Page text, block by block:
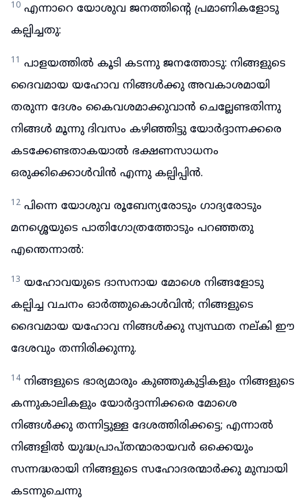
10 എന്നാറെ യോശുവ ജനത്തിന്റെ പ്രമാണികളോടു
കല്പിച്ചതു:
11 പാളയത്തിൽ കൂടി കടന്നു ജനത്തോടു: നിങ്ങളുടെ
ദൈവമായ യഹോവ നിങ്ങൾക്കു അവകാശമായി
തരുന്ന ദേശം കൈവശമാക്കുവാൻ ചെല്ലേണ്ടതിന്നു
നിങ്ങൾ മൂന്നു ദിവസം കഴിഞ്ഞിട്ടു യോർദ്ദാന്നക്കരെ
കടക്കേണ്ടതാകയാൽ ഭക്ഷണസാധനം
ഒരുക്കിക്കൊൾവിൻ എന്നു കല്പിപ്പിൻ.
12 പിന്നെ യോശുവ രൂബേന്യരോടും ഗാദ്യരോടും
മനശ്ശെയുടെ പാതിഗോത്രത്തോടും പറഞ്ഞതു
എന്തെന്നാൽ:
13 യഹോവയുടെ ദാസനായ മോശെ നിങ്ങളോടു
കല്പിച്ച വചനം ഓർത്തുകൊൾവിൻ; നിങ്ങളുടെ
ദൈവമായ യഹോവ നിങ്ങൾക്കു സ്വസ്ഥത നല്കി ഈ
ദേശവും തന്നിരിക്കുന്നു.
14 നിങ്ങളുടെ ഭാര്യമാരും കുഞ്ഞുകുട്ടികളും നിങ്ങളുടെ
കന്നുകാലികളും യോർദ്ദാന്നിക്കരെ മോശെ
നിങ്ങൾക്കു തന്നിട്ടുള്ള ദേശത്തിരിക്കട്ടെ; എന്നാൽ
നിങ്ങളിൽ യുദ്ധപ്രാപ്തന്മാരായവർ ഒക്കെയും
സന്നദ്ധരായി നിങ്ങളുടെ സഹോദരന്മാർക്കു മുമ്പായി
കടന്നുചെന്നു